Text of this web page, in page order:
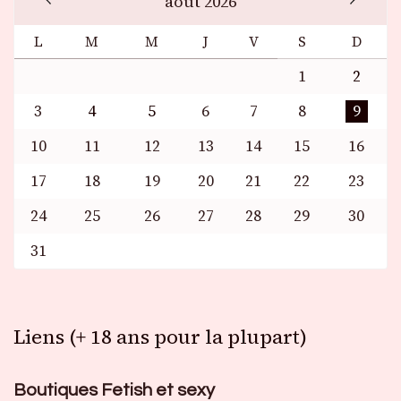
L M M J V S D
1
2
3
4 5 6 7 8
9
10
11 12 13 14 15
16
17
18 19 20 21 22
23
24
25 26 27 28 29
30
31
Liens (+ 18 ans pour la plupart)
Boutiques Fetish et sexy